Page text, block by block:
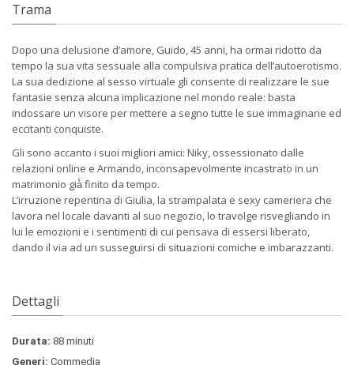
Trama
Dopo una delusione d’amore, Guido, 45 anni, ha ormai ridotto da
tempo la sua vita sessuale alla compulsiva pratica dell’autoerotismo.
La sua dedizione al sesso virtuale gli consente di realizzare le sue
fantasie senza alcuna implicazione nel mondo reale: basta
indossare un visore per mettere a segno tutte le sue immaginarie ed
eccitanti conquiste.
Gli sono accanto i suoi migliori amici: Niky, ossessionato dalle
relazioni online e Armando, inconsapevolmente incastrato in un
matrimonio già̀ finito da tempo.
L’irruzione repentina di Giulia, la strampalata e sexy cameriera che
lavora nel locale davanti al suo negozio, lo travolge risvegliando in
lui le emozioni e i sentimenti di cui pensava di essersi liberato,
dando il via ad un susseguirsi di situazioni comiche e imbarazzanti.
Dettagli
Durata: 88 minuti
Generi: Commedia